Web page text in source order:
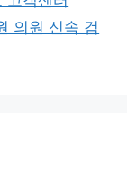
의원 신속 검